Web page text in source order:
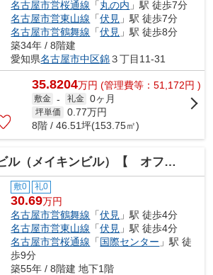
名古屋市営桜通線 「丸の内 」駅 徒歩7分
名古屋市営東山線 「伏見 」駅 徒歩7分
名古屋市営鶴舞線 「伏見 」駅 徒歩8分
築34年 / 8階建
愛知県名古屋市中区錦３丁目11-31
35.8204万円 (管理費等：51,172円 )
敷金 - 礼金 0ヶ月
坪単価 0.77万円
8階 / 46.51坪(153.75㎡)
（メイキンビル）【 オフィスおすすめ 】
敷0 礼0
30.69万円
名古屋市営鶴舞線 「伏見 」駅 徒歩4分
名古屋市営東山線 「伏見 」駅 徒歩4分
名古屋市営桜通線 「国際センター 」駅 徒
歩9分
築55年 / 8階建 地下1階